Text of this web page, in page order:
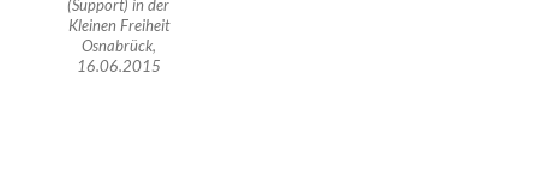
(Support) in der
Kleinen Freiheit
Osnabrück,
16.06.2015